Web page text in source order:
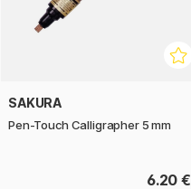
SAKURA
Pen-Touch Calligrapher 5 mm
6.20 €